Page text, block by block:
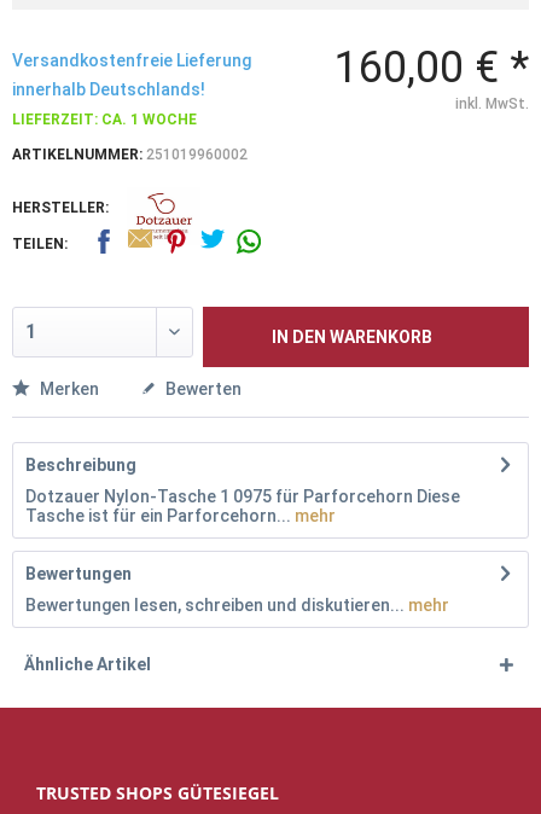
Versandkostenfreie Lieferung
innerhalb Deutschlands!
LIEFERZEIT: CA. 1 WOCHE
ARTIKELNUMMER: 251019960002
HERSTELLER:
160,00 € *
inkl. MwSt.
TEILEN:
IN DEN WARENKORB
Merken Bewerten
Beschreibung
Dotzauer Nylon-Tasche 1 0975 für Parforcehorn Diese
Tasche ist für ein Parforcehorn... mehr
Bewertungen
Bewertungen lesen, schreiben und diskutieren... mehr
Ähnliche Artikel
TRUSTED SHOPS GÜTESIEGEL